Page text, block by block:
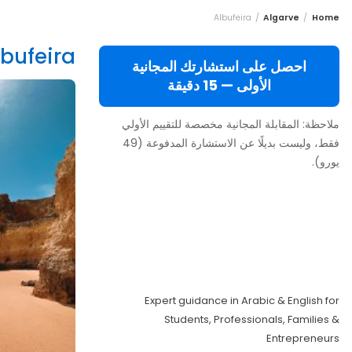
Home
Algarve
Albufeira
احصل على استشارتك المجانية
الأولى — 15 دقيقة
ملاحظة: المقابلة المجانية مخصصة للتقييم الأولي
فقط، وليست بديلًا عن الاستشارة المدفوعة (49
يورو).
Expert guidance in Arabic & English for
Students, Professionals, Families &
Entrepreneurs